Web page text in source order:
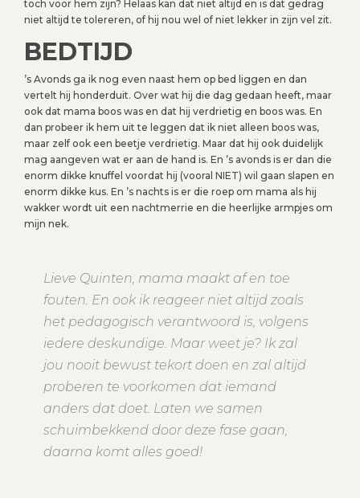
toch voor hem zijn? Helaas kan dat niet altijd en is dat gedrag
niet altijd te tolereren, of hij nou wel of niet lekker in zijn vel zit.
BEDTIJD
’s Avonds ga ik nog even naast hem op bed liggen en dan
vertelt hij honderduit. Over wat hij die dag gedaan heeft, maar
ook dat mama boos was en dat hij verdrietig en boos was. En
dan probeer ik hem uit te leggen dat ik niet alleen boos was,
maar zelf ook een beetje verdrietig. Maar dat hij ook duidelijk
mag aangeven wat er aan de hand is. En ’s avonds is er dan die
enorm dikke knuffel voordat hij (vooral NIET) wil gaan slapen en
enorm dikke kus. En ’s nachts is er die roep om mama als hij
wakker wordt uit een nachtmerrie en die heerlijke armpjes om
mijn nek.
Lieve Quinten, mama maakt af en toe
fouten. En ook ik reageer niet altijd zoals
het pedagogisch verantwoord is, volgens
iedere deskundige. Maar weet je? Ik zal
jou nooit bewust tekort doen en zal altijd
proberen te voorkomen dat iemand
anders dat doet. Laten we samen
schuimbekkend door deze fase gaan,
daarna komt alles goed!